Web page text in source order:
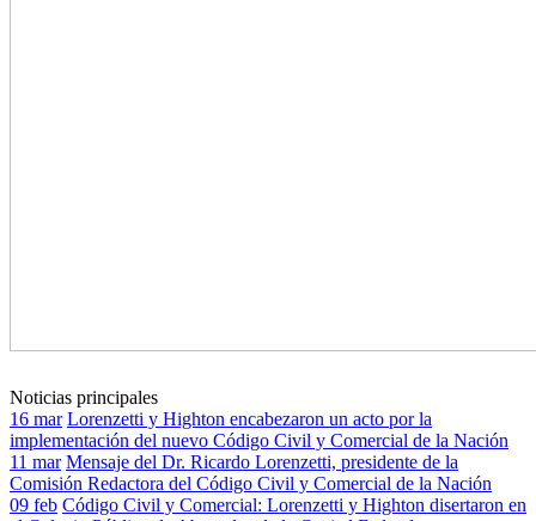
Noticias principales
16 mar Lorenzetti y Highton encabezaron un acto por la
implementación del nuevo Código Civil y Comercial de la Nación
11 mar Mensaje del Dr. Ricardo Lorenzetti, presidente de la
Comisión Redactora del Código Civil y Comercial de la Nación
09 feb Código Civil y Comercial: Lorenzetti y Highton disertaron en